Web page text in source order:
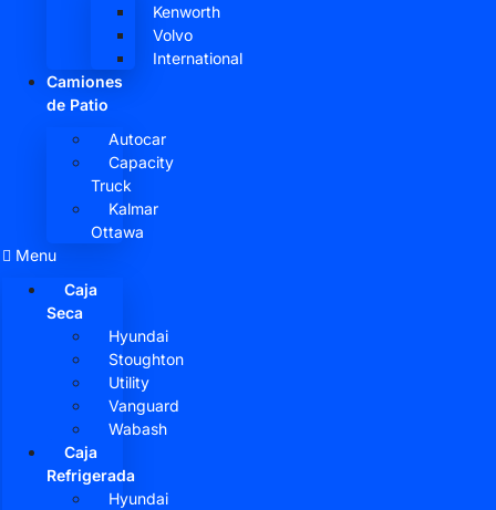
Kenworth
Volvo
International
Camiones
de Patio
Autocar
Capacity
Truck
Kalmar
Ottawa
Menu
Caja
Seca
Hyundai
Stoughton
Utility
Vanguard
Wabash
Caja
Refrigerada
Hyundai